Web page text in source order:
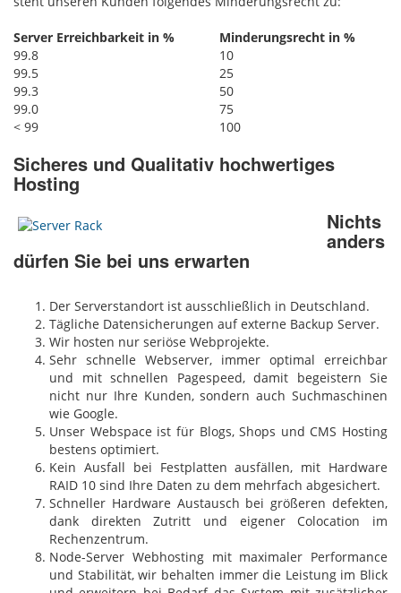
Server Erreichbarkeit in %
Minderungsrecht in %
99.8
10
99.5
25
99.3
50
99.0
75
< 99
100
Sicheres und Qualitativ hochwertiges
Hosting
Nichts
anders
dürfen Sie bei uns erwarten
Der Serverstandort ist ausschließlich in Deutschland.
Tägliche Datensicherungen auf externe Backup Server.
Wir hosten nur seriöse Webprojekte.
Sehr schnelle Webserver, immer optimal erreichbar
und mit schnellen Pagespeed, damit begeistern Sie
nicht nur Ihre Kunden, sondern auch Suchmaschinen
wie Google.
Unser Webspace ist für Blogs, Shops und CMS Hosting
bestens optimiert.
Kein Ausfall bei Festplatten ausfällen, mit Hardware
RAID 10 sind Ihre Daten zu dem mehrfach abgesichert.
Schneller Hardware Austausch bei größeren defekten,
dank direkten Zutritt und eigener Colocation im
Rechenzentrum.
Node-Server Webhosting mit maximaler Performance
und Stabilität, wir behalten immer die Leistung im Blick